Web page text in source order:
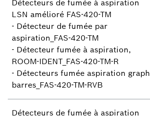
Détecteurs de fumée à aspiration
LSN amélioré FAS-420-TM
- Détecteur de fumée par
aspiration_FAS-420-TM
- Détecteur fumée à aspiration,
ROOM-IDENT_FAS-420-TM-R
- Détecteurs fumée aspiration graph
barres_FAS-420-TM-RVB
Détecteurs de fumée à aspiration